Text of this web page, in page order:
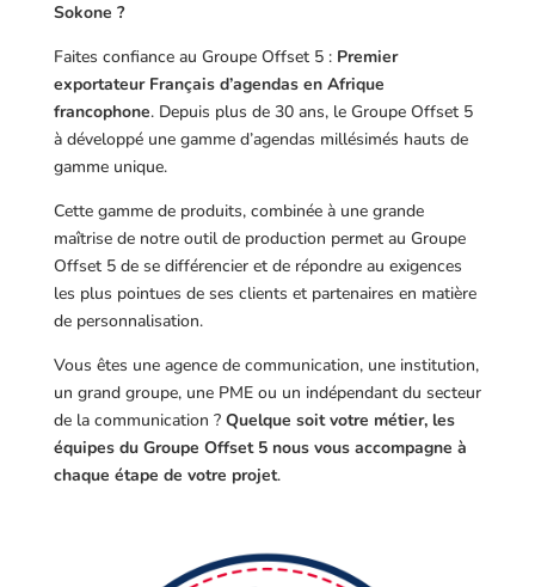
Sokone ?
Faites confiance au Groupe Offset 5 : Premier
exportateur Français d’agendas en Afrique
francophone. Depuis plus de 30 ans, le Groupe Offset 5
à développé une gamme d’agendas millésimés hauts de
gamme unique.
Cette gamme de produits, combinée à une grande
maîtrise de notre outil de production permet au Groupe
Offset 5 de se différencier et de répondre au exigences
les plus pointues de ses clients et partenaires en matière
de personnalisation.
Vous êtes une agence de communication, une institution,
un grand groupe, une PME ou un indépendant du secteur
de la communication ? Quelque soit votre métier, les
équipes du Groupe Offset 5 nous vous accompagne à
chaque étape de votre projet.